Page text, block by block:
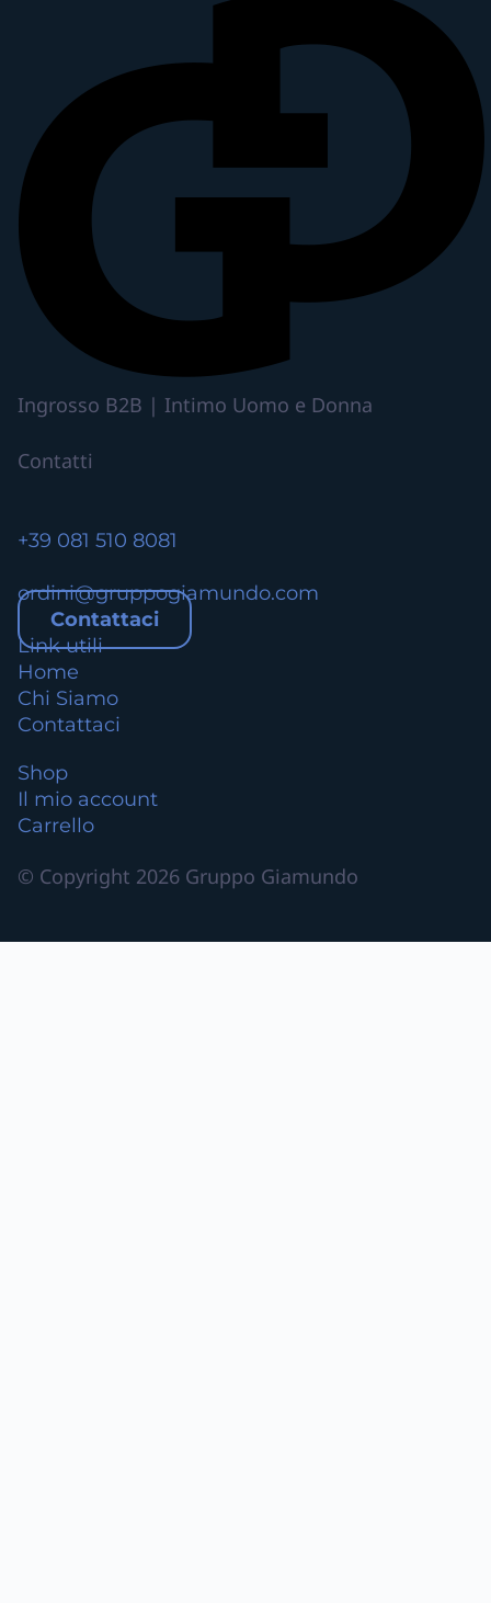
Ingrosso B2B | Intimo Uomo e Donna
Contatti
+39 081 510 8081
ordini@gruppogiamundo.com
Contattaci
Link utili
Home
Chi Siamo
Contattaci
Shop
Il mio account
Carrello
© Copyright 2026 Gruppo Giamundo